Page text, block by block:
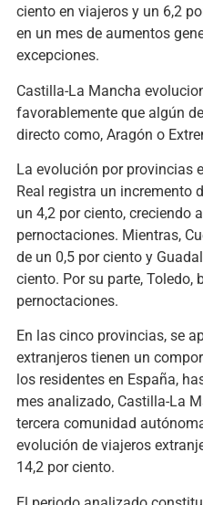
ciento en viajeros y un 6,2
en un mes de aumentos
excepciones.
Castilla-La Mancha
favorablemente que algún
directo como, Aragón o
La evolución por provincias
Real registra un incremento
un 4,2 por ciento, creciendo
pernoctaciones. Mientras,
de un 0,5 por ciento y
ciento. Por su parte, Toledo,
pernoctaciones.
En las cinco provincias, se
extranjeros tienen un
los residentes en España,
mes analizado, Castilla-La
tercera comunidad
evolución de viajeros
14,2 por ciento.